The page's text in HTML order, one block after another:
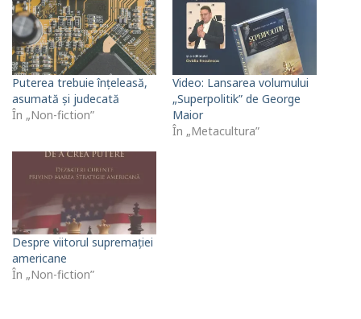
Puterea trebuie înțeleasă,
asumată și judecată
În „Non-fiction”
Video: Lansarea volumului
„Superpolitik” de George
Maior
În „Metacultura”
Despre viitorul supremației
americane
În „Non-fiction”